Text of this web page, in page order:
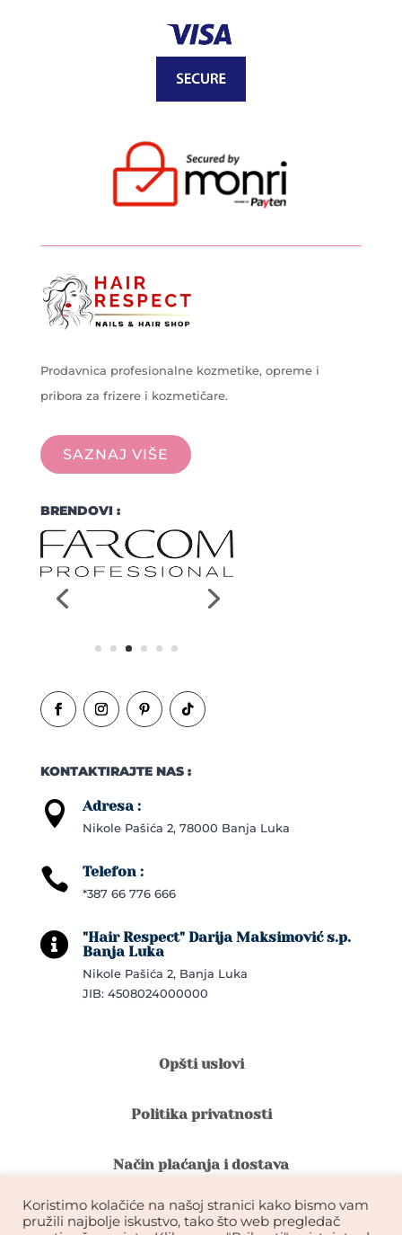
Prodavnica profesionalne kozmetike, opreme i
pribora za frizere i kozmetičare.
SAZNAJ VIŠE
BRENDOVI :
KONTAKTIRAJTE NAS :
 Adresa :
Nikole Pašića 2, 78000 Banja Luka
 Telefon :
*387 66 776 666

"Hair Respect" Darija Maksimović s.p.
Banja Luka
Nikole Pašića 2, Banja Luka
JIB: 4508024000000
Opšti uslovi
Politika privatnosti
Način plaćanja i dostava
Reklamacije i povrat robe
Koristimo kolačiće na našoj stranici kako bismo vam
pružili najbolje iskustvo, tako što web pregledač